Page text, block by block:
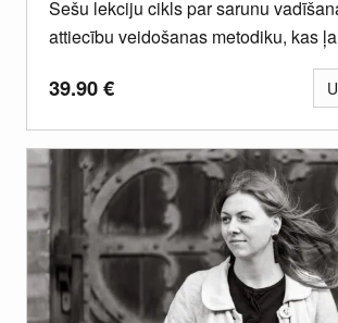
Sešu lekciju cikls par sarunu
attiecību veidošanas metodiku, kas
nostiprināt pārliecību par savām
spējām.
39.90€